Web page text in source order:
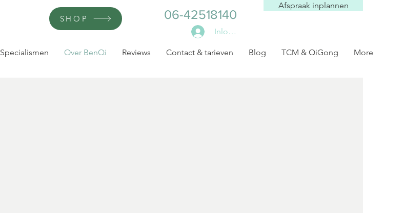
Afspraak inplannen
Specialismen Over BenQi Reviews Contact & tarieven Blog TCM & QiGong More
SHOP 06-42518140
Inloggen